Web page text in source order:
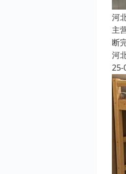
河
主
断
河
25-